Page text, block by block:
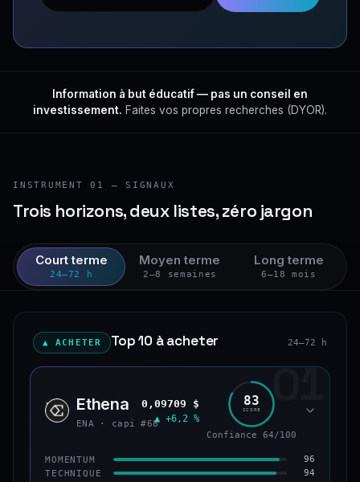
Information à but éducatif — pas un conseil en
investissement. Faites vos propres recherches (DYOR).
INSTRUMENT 01 — SIGNAUX
Trois horizons, deux listes, zéro jargon
Court terme
24–72 h
Moyen terme
2–8 semaines
Long terme
6–18 mois
▲ ACHETER Top 10 à acheter 24–72 h
01
ENA Ethena
ENA · capi #68
0,09709 $
▲ +6,2 %
83
SCORE
Confiance 64/100
MOMENTUM 96
TECHNIQUE 94